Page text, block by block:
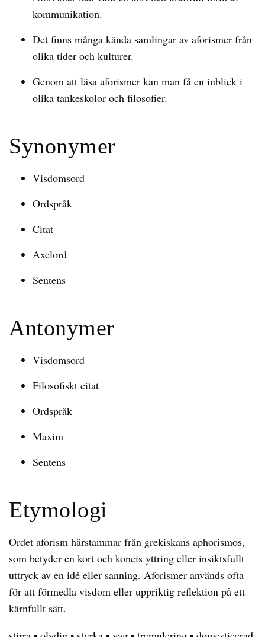
kommunikation.
Det finns många kända samlingar av aforismer från
olika tider och kulturer.
Genom att läsa aforismer kan man få en inblick i
olika tankeskolor och filosofier.
Synonymer
Visdomsord
Ordspråk
Citat
Axelord
Sentens
Antonymer
Visdomsord
Filosofiskt citat
Ordspråk
Maxim
Sentens
Etymologi
Ordet aforism härstammar från grekiskans aphorismos,
som betyder en kort och koncis yttring eller insiktsfullt
uttryck av en idé eller sanning. Aforismer används ofta
för att förmedla visdom eller uppriktig reflektion på ett
kärnfullt sätt.